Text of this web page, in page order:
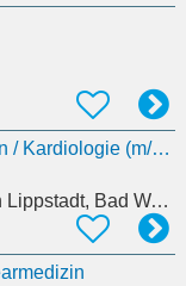
Oberarzt für Innere Medizin / Kardiologie (m/w/d)
Bad Waldliesborn